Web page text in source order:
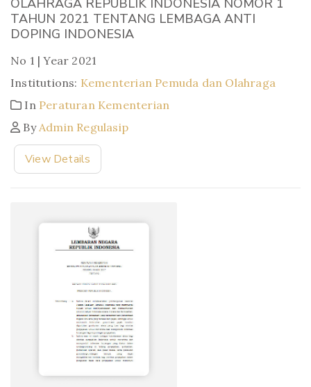
TAHUN 2021 TENTANG LEMBAGA ANTI
DOPING INDONESIA
No 1 | Year 2021
Institutions: Kementerian Pemuda dan Olahraga
In Peraturan Kementerian
By Admin Regulasip
View Details